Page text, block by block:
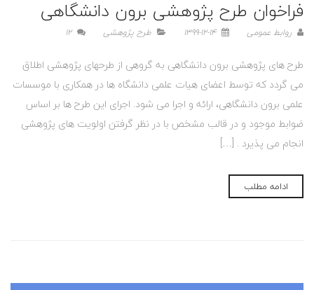
فراخوان طرح پژوهشی برون دانشگاهی
روابط عمومی 1399-12-14 طرح پژوهشی 12
طرح های پژوهشی برون دانشگاهی به گروهی از طرحهای پژوهشی اطلاق
می گردد كه توسط اعضای هیات علمی دانشگاه ها در همکاری با موسسات
علمی برون دانشگاهی، ارائه و اجرا می شود. اجرای این طرح ها بر اساس
ضوابط موجود و در قالب مشخص با در نظر گرفتن اولویت های پژوهشی
انجام می پذیرد . […]
ادامه مطلب